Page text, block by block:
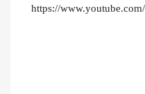
https://